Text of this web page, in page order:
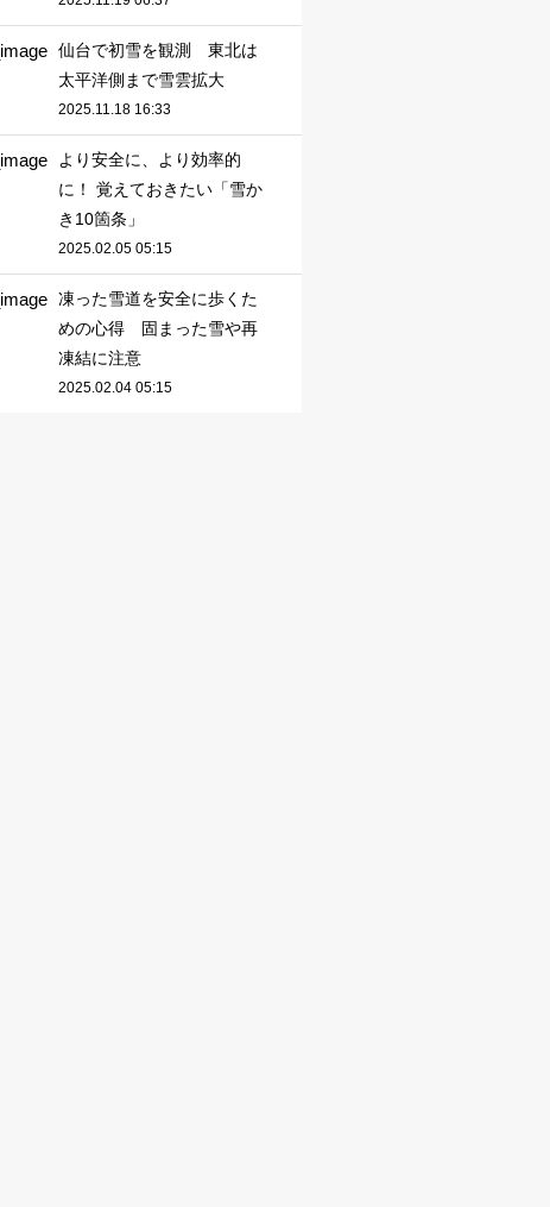
仙台で初雪を観測 東北は
太平洋側まで雪雲拡大
2025.11.18 16:33
より安全に、より効率的
に！ 覚えておきたい「雪か
き10箇条」
2025.02.05 05:15
凍った雪道を安全に歩くた
めの心得 固まった雪や再
凍結に注意
2025.02.04 05:15